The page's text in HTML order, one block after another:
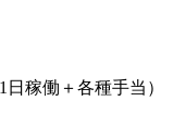
稼働＋各種手当）